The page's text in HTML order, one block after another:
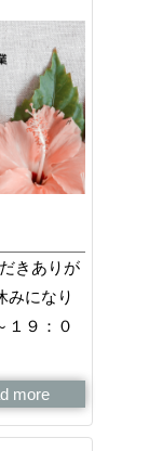
きありが
みになり
１９：０
more